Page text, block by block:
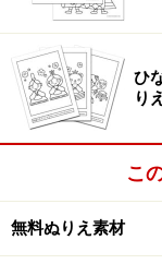
ぬりえやさんの
は、可愛いこい
ンロードするこ
ぼりがデザイン
空を泳ぐデザイ
切り抜いて
ひ
り
こ
無料ぬりえ素材